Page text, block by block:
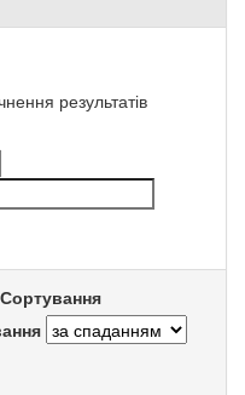
результатів
Сортування